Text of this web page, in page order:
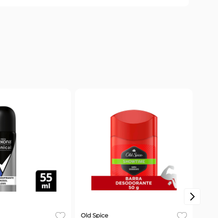
Old Spice